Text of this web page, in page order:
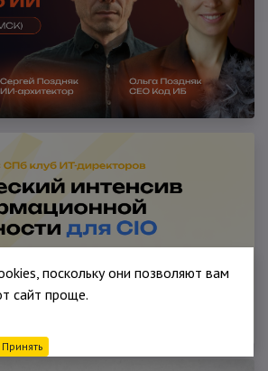
поскольку они позволяют вам
сайт проще.
Принять